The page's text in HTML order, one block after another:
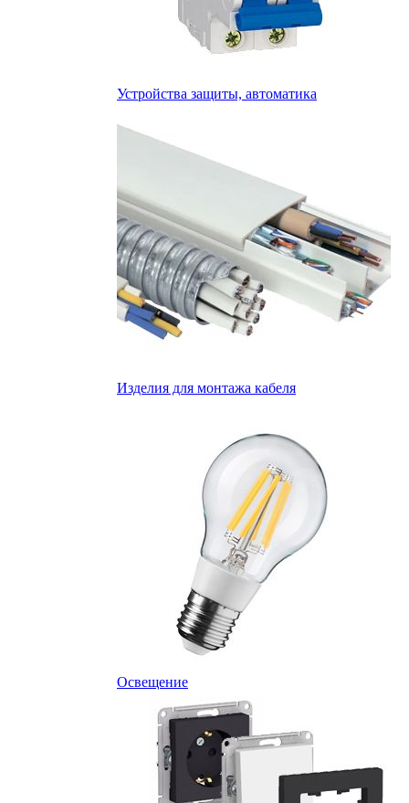
Устройства защиты, автоматика
Изделия для монтажа кабеля
Освещение